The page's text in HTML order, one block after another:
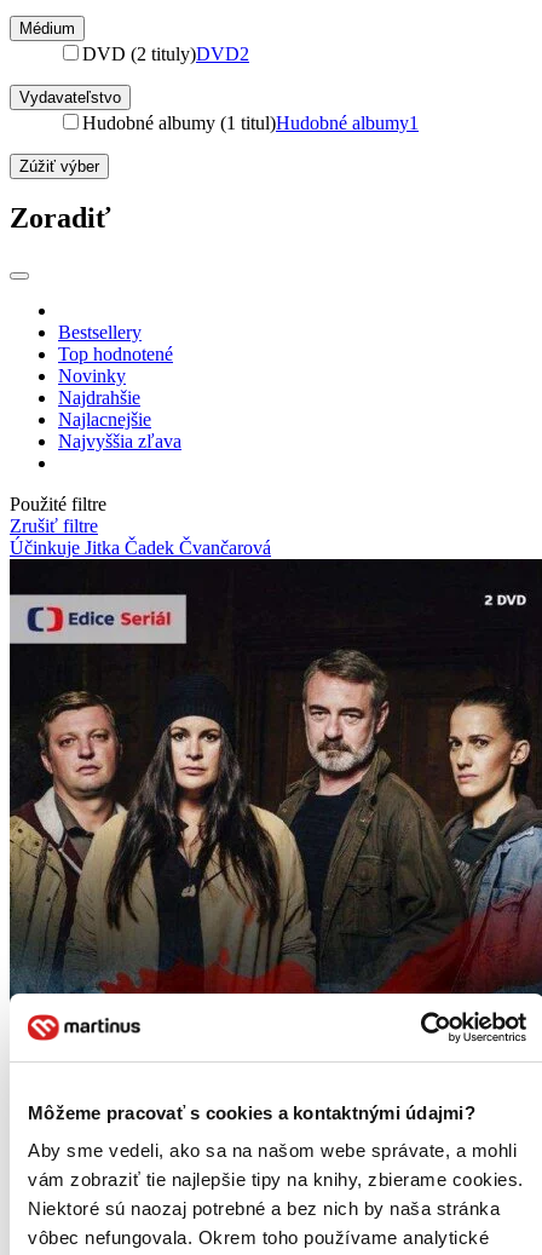
Môžeme pracovať s cookies a kontaktnými údajmi?
Aby sme vedeli, ako sa na našom webe správate, a mohli
vám zobraziť tie najlepšie tipy na knihy, zbierame cookies.
Niektoré sú naozaj potrebné a bez nich by naša stránka
vôbec nefungovala. Okrem toho používame analytické
Médium
DVD (2 tituly)DVD2
Vydavateľstvo
Hudobné albumy (1 titul)Hudobné albumy1
Zúžiť výber
Zoradiť
Bestsellery
Top hodnotené
Novinky
Najdrahšie
Najlacnejšie
Najvyššia zľava
Použité filtre
Zrušiť filtre
Účinkuje Jitka Čadek Čvančarová